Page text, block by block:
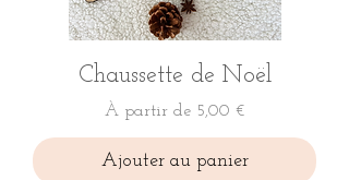
Chaussette de Noël
À partir de 5,00 €
Prix promotionnel
Ajouter au panier